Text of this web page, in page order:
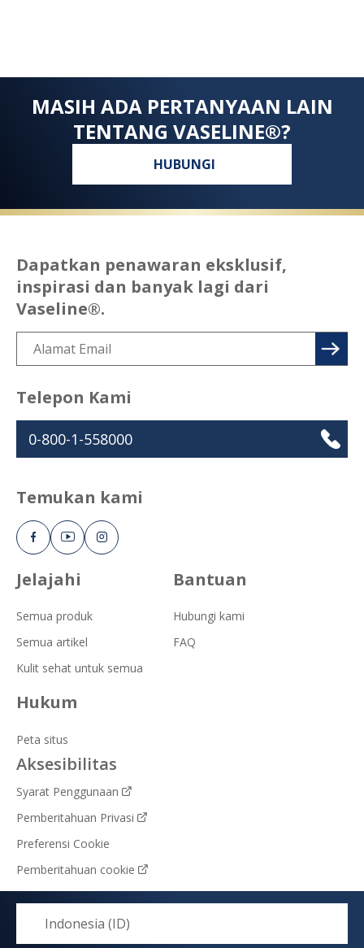
MASIH ADA PERTANYAAN LAIN
TENTANG VASELINE®?
HUBUNGI
Jelajahi
Semua produk
Semua artikel
Kulit sehat untuk semua
Bantuan
Hubungi kami
FAQ
Hukum
Peta situs
Aksesibilitas
Syarat Penggunaan
Pemberitahuan Privasi
Preferensi Cookie
Pemberitahuan cookie
Dapatkan penawaran eksklusif,
inspirasi dan banyak lagi dari
Vaseline®.
Telepon Kami
0-800-1-558000
Temukan kami
Indonesia (ID)